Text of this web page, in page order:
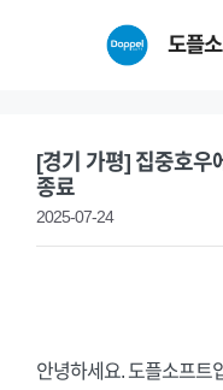
도플
[경기 가평] 집중호우
종료
2025-07-24
안녕하세요. 도플소프트